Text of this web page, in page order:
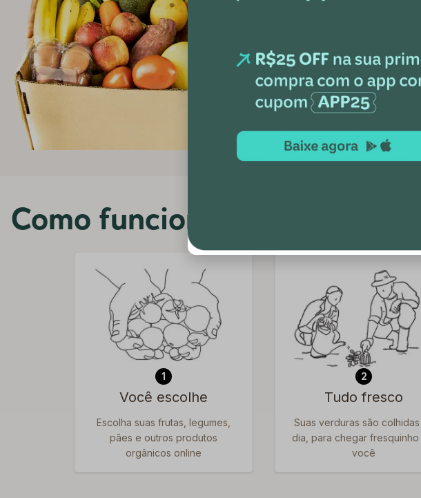
Evite
Como funciona?
1
Você escolhe
Escolha suas frutas, legumes,
pães e outros produtos
orgânicos online
2
Tudo fresco
Suas verduras são
dia, para chegar fresquinho
você